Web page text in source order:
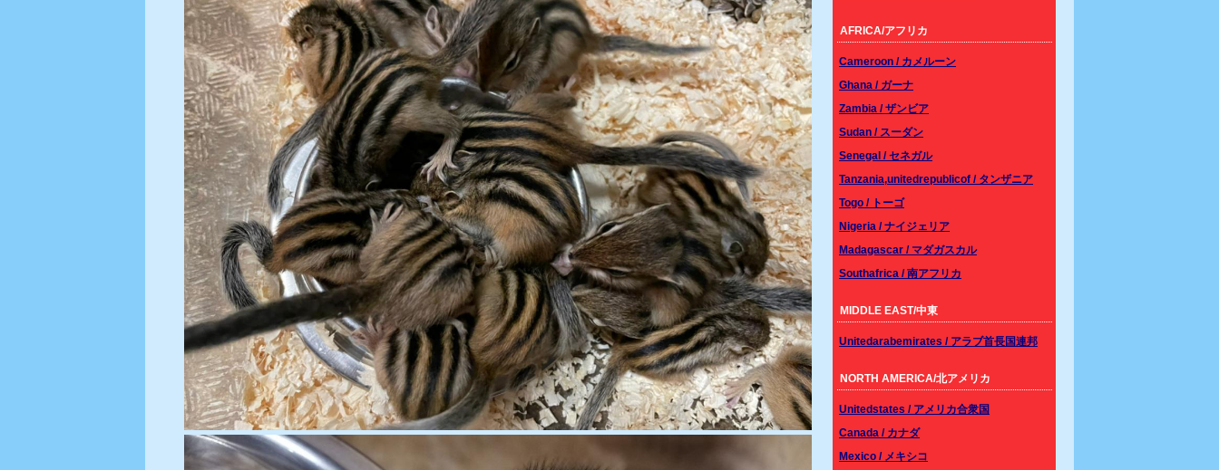
AFRICA/アフリカ
Cameroon / カメルーン
Ghana / ガーナ
Zambia / ザンビア
Sudan / スーダン
Senegal / セネガル
Tanzania,unitedrepublicof / タンザニア
Togo / トーゴ
Nigeria / ナイジェリア
Madagascar / マダガスカル
Southafrica / 南アフリカ
MIDDLE EAST/中東
Unitedarabemirates / アラブ首長国連邦
NORTH AMERICA/北アメリカ
Unitedstates / アメリカ合衆国
Canada / カナダ
Mexico / メキシコ